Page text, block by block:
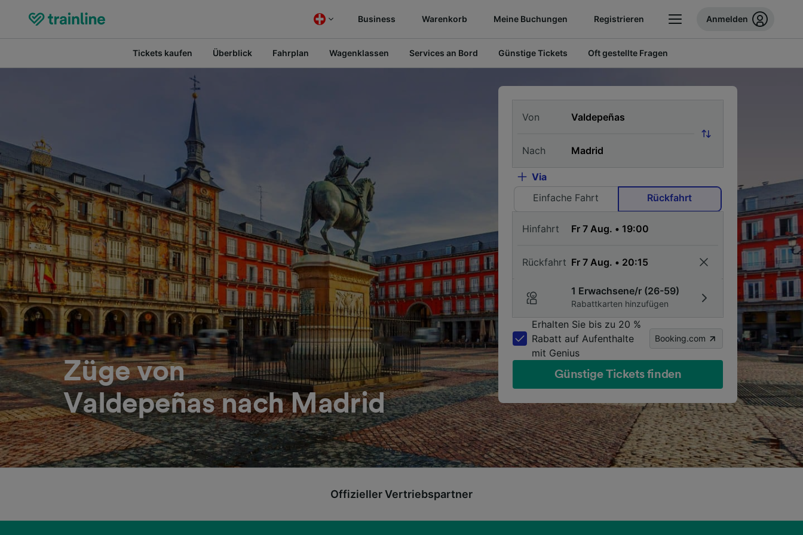
Business Warenkorb Meine Buchungen Registrieren Anmelden
Tickets kaufen Überblick Fahrplan Wagenklassen Services an Bord Günstige Tickets Oft gestellte Fragen
Züge von
Valdepeñas nach Madrid
Von
Nach
Via
Einfache Fahrt
Rückfahrt
Hinfahrt
Rückfahrt
1 Erwachsene/r (26-59)
Rabattkarten hinzufügen
Erhalten Sie bis zu 20 %
Rabatt auf Aufenthalte
mit Genius
Booking.com
Günstige Tickets finden
Offizieller Vertriebspartner